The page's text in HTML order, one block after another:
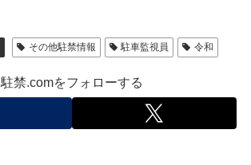
その他駐禁情報 駐車監視員 令和
駐禁.comをフォローする